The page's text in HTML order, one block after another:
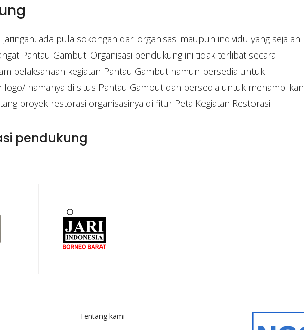
ada pula sokongan dari organisasi maupun individu yang sejalan
Pantau Gambut. Organisasi pendukung ini tidak terlibat secara
pelaksanaan kegiatan Pantau Gambut namun bersedia untuk
logo/ namanya di situs Pantau Gambut dan bersedia untuk menampilkan
proyek restorasi organisasinya di fitur Peta Kegiatan Restorasi.
pendukung
Jari Indonesia
Tentang kami